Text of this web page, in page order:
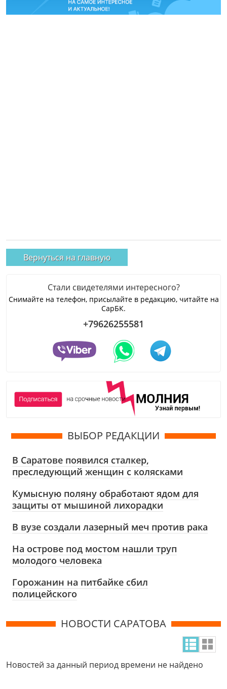
Вернуться на главную
Стали свидетелями интересного?
Снимайте на телефон, присылайте в редакцию, читайте на
СарБК.
+79626255581
ВЫБОР РЕДАКЦИИ
В Саратове появился сталкер,
преследующий женщин с колясками
Кумысную поляну обработают ядом для
защиты от мышиной лихорадки
В вузе создали лазерный меч против рака
На острове под мостом нашли труп
молодого человека
Горожанин на питбайке сбил
полицейского
НОВОСТИ САРАТОВА
Новостей за данный период времени не найдено